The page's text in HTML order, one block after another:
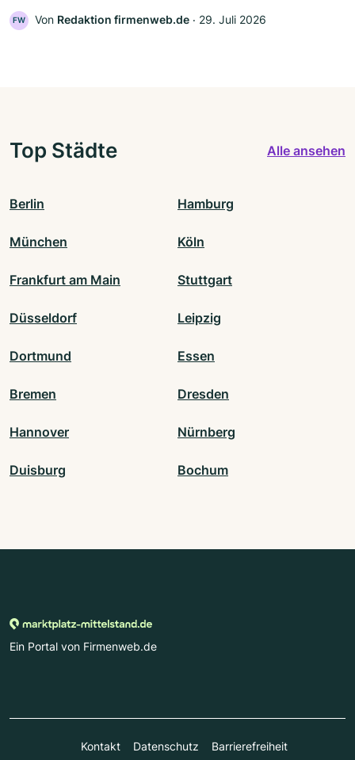
FW Von Redaktion firmenweb.de ‧ 29. Juli 2026
Top Städte Alle ansehen
Berlin Hamburg
München Köln
Frankfurt am Main Stuttgart
Düsseldorf Leipzig
Dortmund Essen
Bremen Dresden
Hannover Nürnberg
Duisburg Bochum
Ein Portal von Firmenweb.de
Kontakt Datenschutz Barrierefreiheit